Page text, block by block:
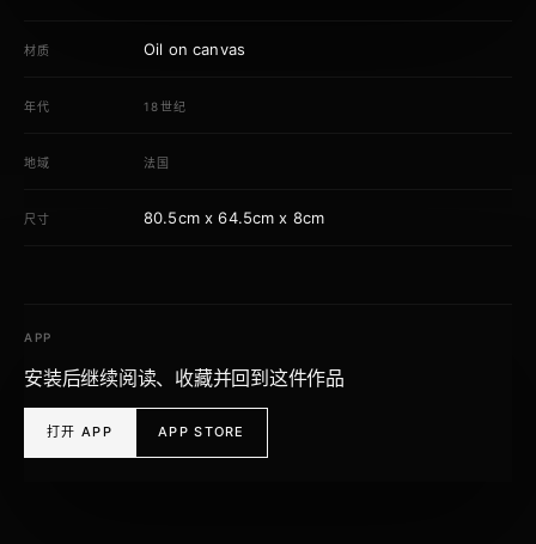
材质 Oil on canvas
年代 18世纪
地域 法国
尺寸 80.5cm x 64.5cm x 8cm
APP
安装后继续阅读、收藏并回到这件作品
打开 APP APP STORE